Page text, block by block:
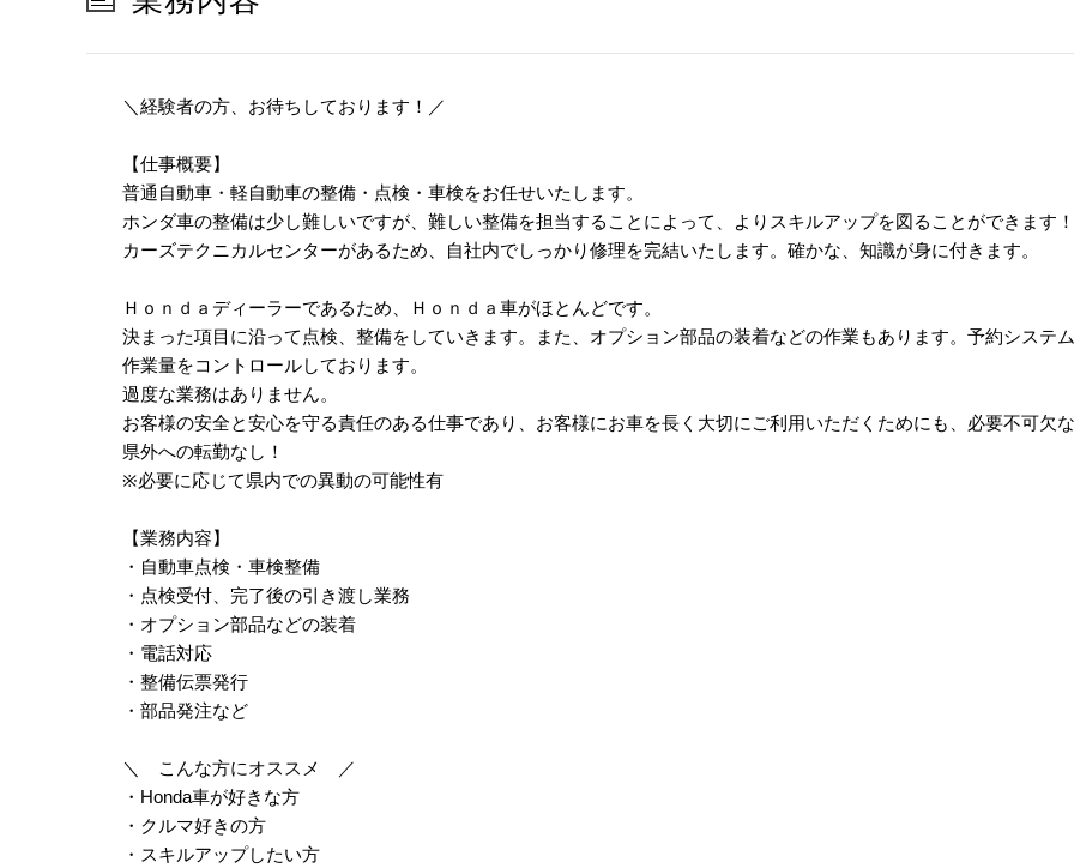
＼経験者の方、お待ちしております！／
【仕事概要】
普通自動車・軽自動車の整備・点検・車検をお任せいたします。
ホンダ車の整備は少し難しいですが、難しい整備を担当することによって、よりスキルアップを図ることができます！
カーズテクニカルセンターがあるため、自社内でしっかり修理を完結いたします。確かな、知識が身に付きます。
Ｈｏｎｄａディーラーであるため、Ｈｏｎｄａ車がほとんどです。
決まった項目に沿って点検、整備をしていきます。また、オプション部品の装着などの作業もあります。予約システ
作業量をコントロールしております。
過度な業務はありません。
お客様の安全と安心を守る責任のある仕事であり、お客様にお車を長く大切にご利用いただくためにも、必要不可欠な
県外への転勤なし！
※必要に応じて県内での異動の可能性有
【業務内容】
・自動車点検・車検整備
・点検受付、完了後の引き渡し業務
・オプション部品などの装着
・電話対応
・整備伝票発行
・部品発注など
＼ こんな方にオススメ ／
・Honda車が好きな方
・クルマ好きの方
・スキルアップしたい方